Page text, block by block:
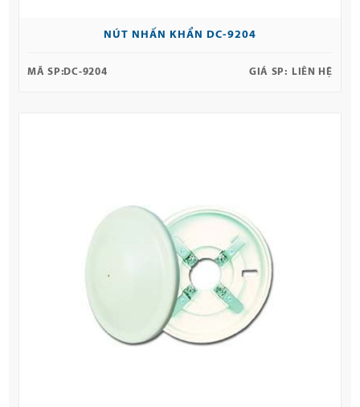
NÚT NHẤN KHẨN DC-9204
MÃ SP:DC-9204 GIÁ SP: LIÊN HỆ